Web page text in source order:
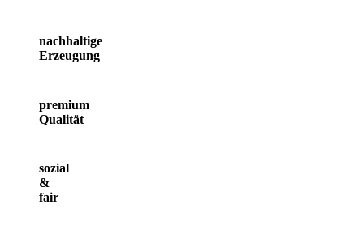
nachhaltige
Erzeugung
premium
Qualität
sozial
&
fair